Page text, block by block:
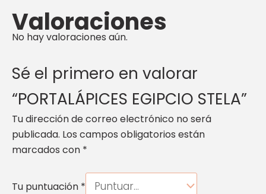
Valoraciones
No hay valoraciones aún.
Sé el primero en valorar
“PORTALÁPICES EGIPCIO STELA”
Tu dirección de correo electrónico no será
publicada. Los campos obligatorios están
marcados con *
Tu puntuación *